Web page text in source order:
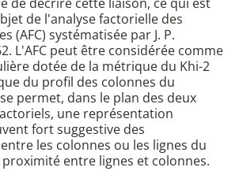
de l'analyse factorielle des
(AFC) systématisée par J. P.
L'AFC peut être considérée comme
dotée de la métrique du Khi-2
du profil des colonnes du
permet, dans le plan des deux
une représentation
fort suggestive des
les colonnes ou les lignes du
entre lignes et colonnes.